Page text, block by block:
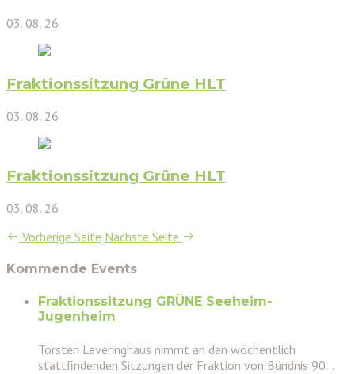
03. 08. 26
Fraktionssitzung Grüne HLT
03. 08. 26
Fraktionssitzung Grüne HLT
03. 08. 26
Vorherige Seite Nächste Seite
Kommende Events
Fraktionssitzung GRÜNE Seeheim-
Jugenheim
Torsten Leveringhaus nimmt an den wöchentlich
stattfindenden Sitzungen der Fraktion von Bündnis 90...